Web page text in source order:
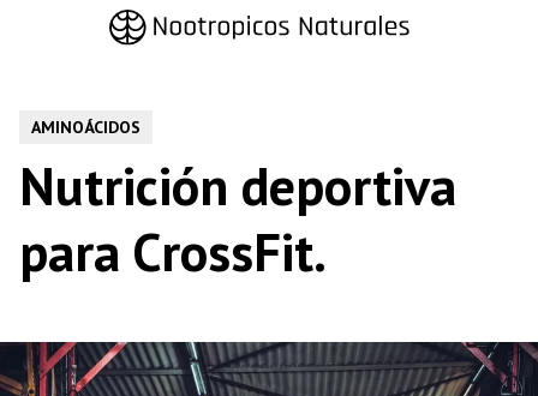
AMINOÁCIDOS
Nutrición deportiva
para CrossFit.